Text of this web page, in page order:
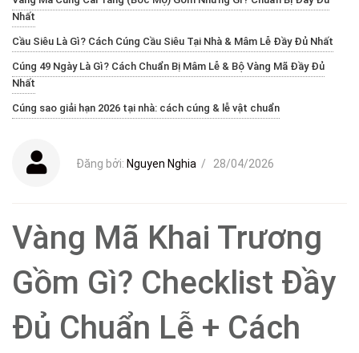
Nhất
Cầu Siêu Là Gì? Cách Cúng Cầu Siêu Tại Nhà & Mâm Lễ Đầy Đủ Nhất
Cúng 49 Ngày Là Gì? Cách Chuẩn Bị Mâm Lễ & Bộ Vàng Mã Đầy Đủ
Nhất
Cúng sao giải hạn 2026 tại nhà: cách cúng & lễ vật chuẩn
Đăng bởi: Nguyen Nghia / 28/04/2026
Vàng Mã Khai Trương
Gồm Gì? Checklist Đầy
Đủ Chuẩn Lễ + Cách